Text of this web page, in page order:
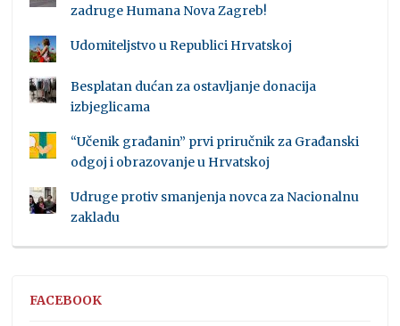
zadruge Humana Nova Zagreb!
Udomiteljstvo u Republici Hrvatskoj
Besplatan dućan za ostavljanje donacija
izbjeglicama
“Učenik građanin” prvi priručnik za Građanski
odgoj i obrazovanje u Hrvatskoj
Udruge protiv smanjenja novca za Nacionalnu
zakladu
FACEBOOK